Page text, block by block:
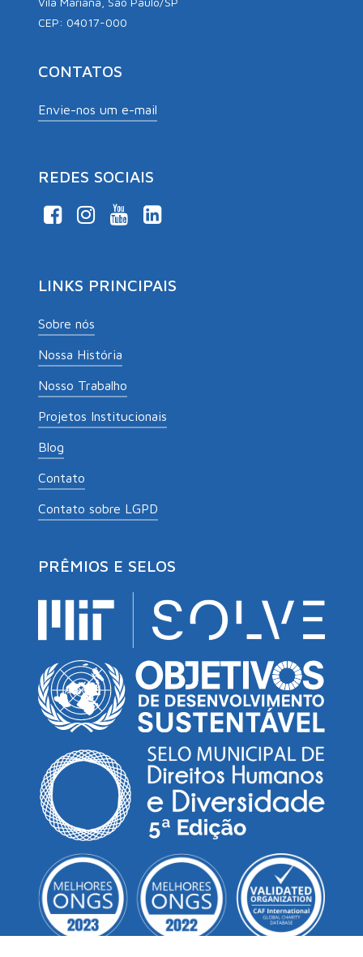
CEP: 04017-000
CONTATOS
Envie-nos um e-mail
REDES SOCIAIS
LINKS PRINCIPAIS
Sobre nós
Nossa História
Nosso Trabalho
Projetos Institucionais
Blog
Contato
Contato sobre LGPD
PRÊMIOS E SELOS